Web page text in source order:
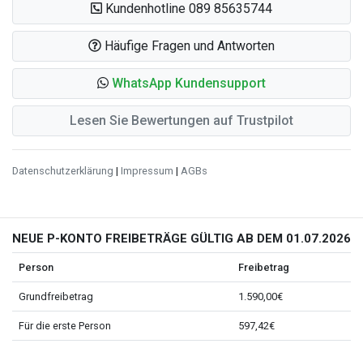
Kundenhotline 089 85635744
Häufige Fragen und Antworten
WhatsApp Kundensupport
Lesen Sie Bewertungen auf Trustpilot
Datenschutzerklärung | Impressum | AGBs
NEUE P-KONTO FREIBETRÄGE GÜLTIG AB DEM 01.07.2026
Person Freibetrag
Grundfreibetrag 1.590,00€
Für die erste Person 597,42€